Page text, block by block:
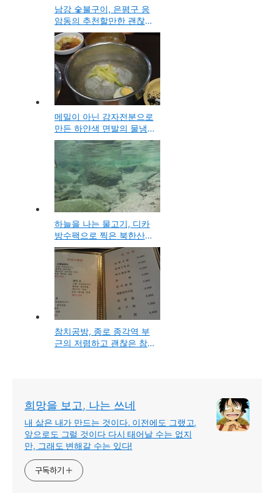
남강 숯불구이, 은평구 응
암동의 추천할만한 괜찮은
숯불갈비 고기집
메밀이 아닌 감자전분으로
만든 하얀색 면발의 물냉
면
하늘을 나는 물고기, 디카
방수팩으로 찍은 북한산
계곡 물속 사진
참치공방, 종로 종각역 부
근의 저렴하고 괜찮은 참
희망을 보고, 나는 쓰네
내 삶은 내가 만드는 것이다. 이전에도 그랬고,
앞으로도 그럴 것이다 다시 태어날 수는 없지
만, 그래도 변해갈 수는 있다!
구독하기